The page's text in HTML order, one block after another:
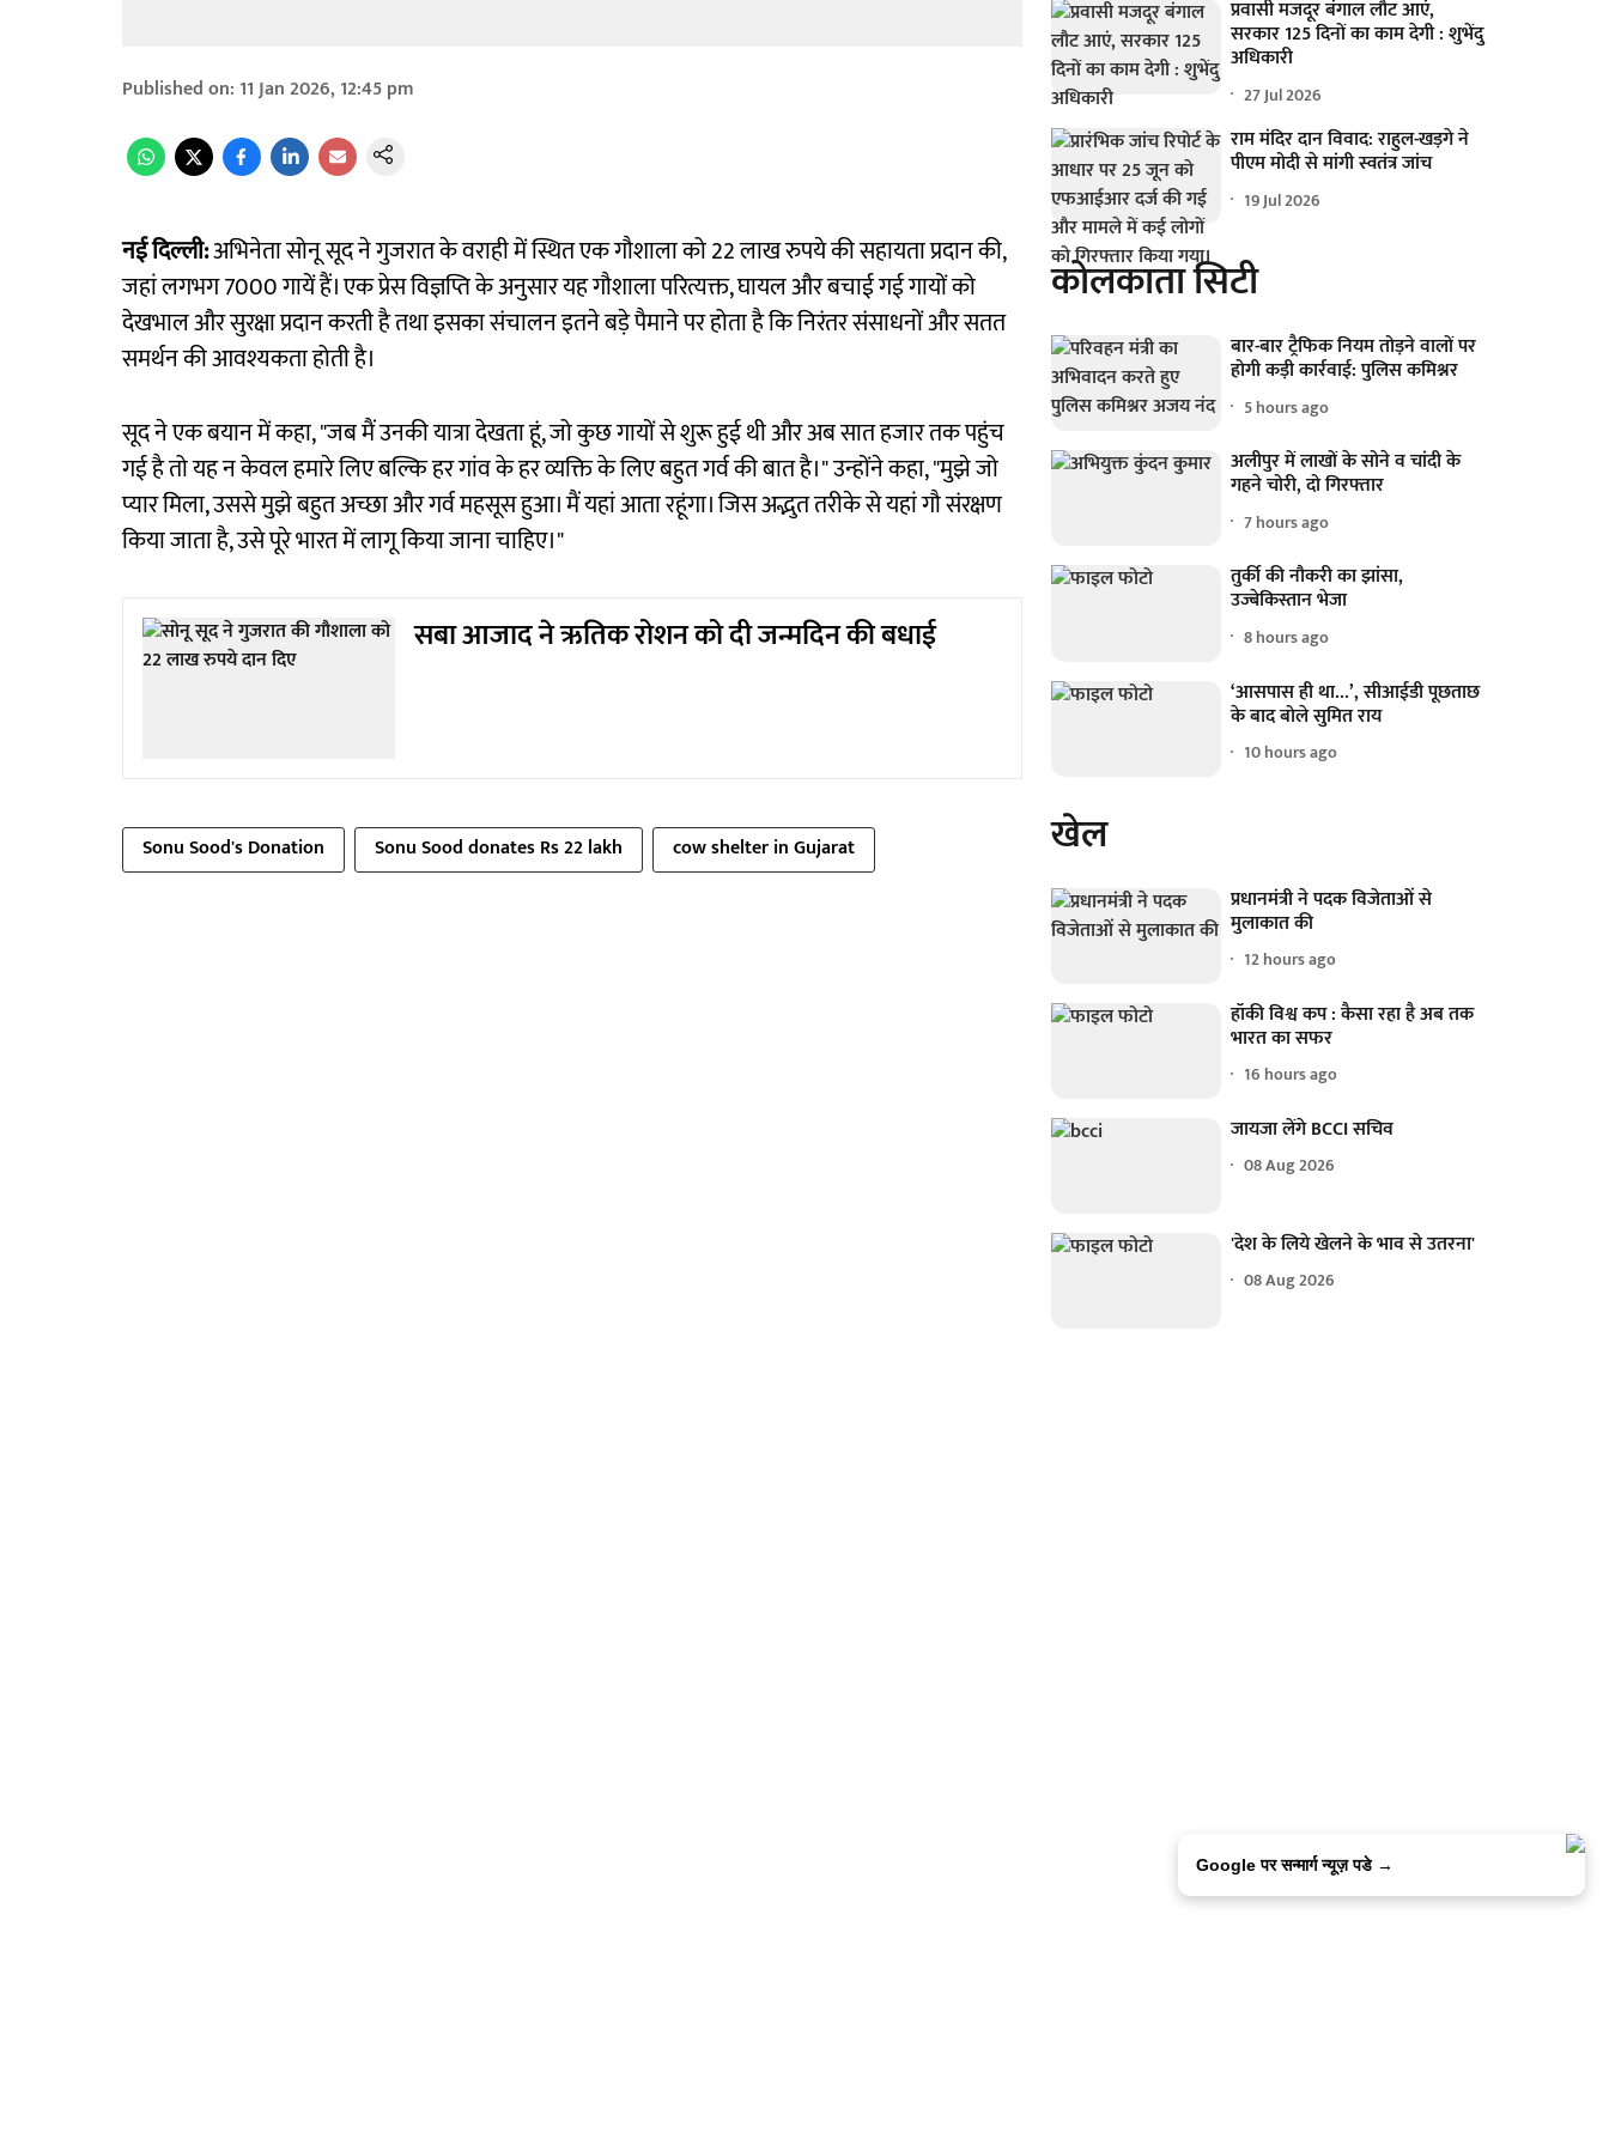
Published on: 11 Jan 2026, 12:45 pm
नई दिल्ली:अभिनेता सोनू सूद ने गुजरात के वराही में स्थित एक गौशाला को 22 लाख रुपये की सहायता प्रदान की,
जहां लगभग 7000 गायें हैं। एक प्रेस विज्ञप्ति के अनुसार यह गौशाला परित्यक्त, घायल और बचाई गई गायों को
देखभाल और सुरक्षा प्रदान करती है तथा इसका संचालन इतने बड़े पैमाने पर होता है कि निरंतर संसाधनों और सतत
समर्थन की आवश्यकता होती है।
सूद ने एक बयान में कहा, "जब मैं उनकी यात्रा देखता हूं, जो कुछ गायों से शुरू हुई थी और अब सात हजार तक पहुंच
गई है तो यह न केवल हमारे लिए बल्कि हर गांव के हर व्यक्ति के लिए बहुत गर्व की बात है।" उन्होंने कहा, "मुझे जो
प्यार मिला, उससे मुझे बहुत अच्छा और गर्व महसूस हुआ। मैं यहां आता रहूंगा। जिस अद्भुत तरीके से यहां गौ संरक्षण
किया जाता है, उसे पूरे भारत में लागू किया जाना चाहिए।"
सबा आजाद ने ऋतिक रोशन को दी जन्मदिन की बधाई
Sonu Sood's Donation Sonu Sood donates Rs 22 lakh cow shelter in Gujarat
प्रवासी मजदूर बंगाल लौट आएं,
सरकार 125 दिनों का काम देगी : शुभेंदु
अधिकारी
27 Jul 2026
राम मंदिर दान विवाद: राहुल-खड़गे ने
पीएम मोदी से मांगी स्वतंत्र जांच
19 Jul 2026
कोलकाता सिटी
बार-बार ट्रैफिक नियम तोड़ने वालों पर
होगी कड़ी कार्रवाई: पुलिस कमिश्नर
5 hours ago
अलीपुर में लाखों के सोने व चांदी के
गहने चोरी, दो गिरफ्तार
7 hours ago
तुर्की की नौकरी का झांसा,
उज्बेकिस्तान भेजा
8 hours ago
‘आसपास ही था...’, सीआईडी पूछताछ
के बाद बोले सुमित राय
10 hours ago
खेल
प्रधानमंत्री ने पदक विजेताओं से
मुलाकात की
12 hours ago
हॉकी विश्व कप : कैसा रहा है अब तक
भारत का सफर
16 hours ago
जायजा लेंगे BCCI सचिव
08 Aug 2026
'देश के लिये खेलने के भाव से उतरना'
08 Aug 2026
Google पर सन्मार्ग न्यूज़ पडे →